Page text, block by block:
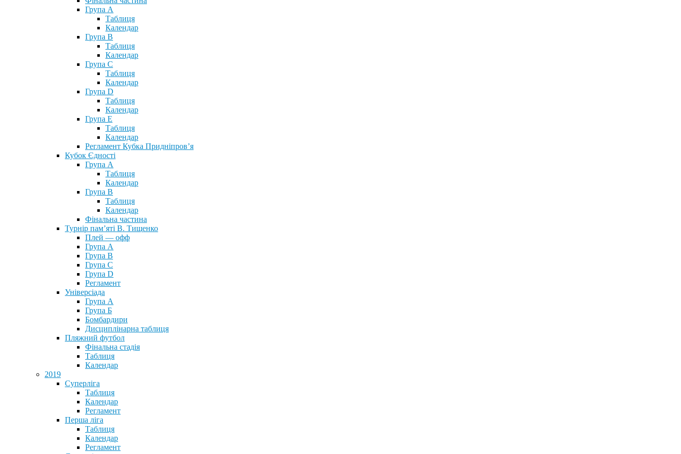
Група А
Таблиця
Календар
Група В
Таблиця
Календар
Група С
Таблиця
Календар
Група D
Таблиця
Календар
Група Е
Таблиця
Календар
Регламент Кубка Придніпров’я
Кубок Єдності
Група А
Таблиця
Календар
Група В
Таблиця
Календар
Фінальна частина
Турнір пам’яті В. Тищенко
Плей — офф
Група А
Група B
Група С
Група D
Регламент
Універсіада
Група А
Група Б
Бомбардири
Дисциплінарна таблиця
Пляжний футбол
Фінальна стадія
Таблиця
Календар
2019
Суперліга
Таблиця
Календар
Регламент
Перша ліга
Таблиця
Календар
Регламент